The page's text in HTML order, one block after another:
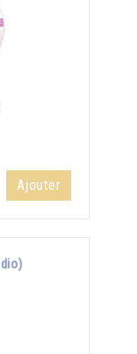
Ajouter